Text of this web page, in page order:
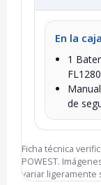
En la
1
de
Ficha técnica
POWEST.
variar ligeramente